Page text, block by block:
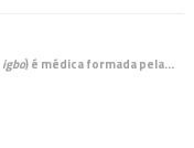
igbo) é médicaformada pela…